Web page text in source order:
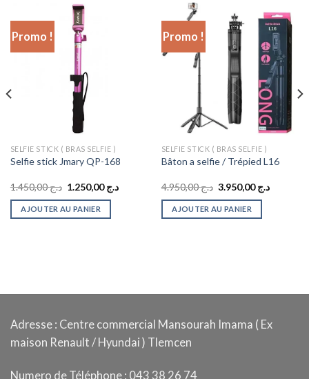
Promo !
SELFIE STICK ( BRAS SELFIE )
Selfie stick Jmary QP-168
د.ج1.450,00
Le
initial
était :
د.ج1.250,00
Le
AJOUTER AU PANIER
Promo !
SELFIE STICK ( BRAS SELFIE )
Bâton a selfie / Trépied L16
د.ج4.950,00
Le
initial
était :
د.ج3.950,00
Le
AJOUTER AU PANIER
Adresse : Centre commercial Mansourah Imama ( Ex
maison Renault / Hyundai ) Tlemcen
Numero de Téléphone : 043 38 26 74